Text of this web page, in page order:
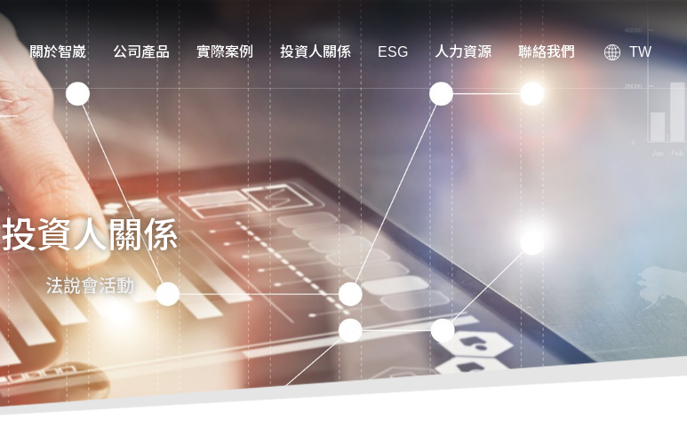
TW
關於智崴 公司產品 實際案例 投資人關係 ESG 人力資源 聯絡我們
投資人關係
法說會活動